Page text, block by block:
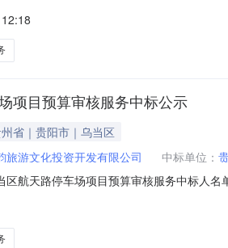
第一次报价：下浮率32%；最终报价：
项目预算审核服务中标公示
省｜贵阳市｜乌当区
旅游文化投资开发有限公司 中标单位：
区航天路停车场项目预算审核服务中标人
33%。391520900MA6GWIFG2X智诚建科